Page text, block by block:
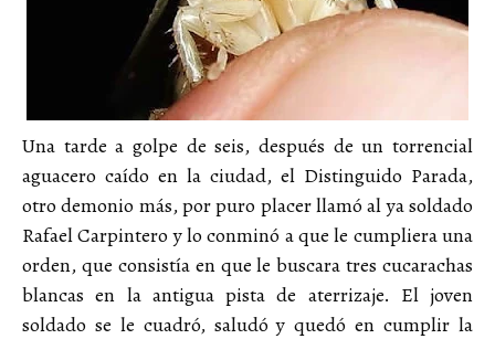
Una tarde a golpe de seis, después de un torrencial
aguacero caído en la ciudad, el Distinguido Parada,
otro demonio más, por puro placer llamó al ya soldado
Rafael Carpintero y lo conminó a que le cumpliera una
orden, que consistía en que le buscara tres cucarachas
blancas en la antigua pista de aterrizaje. El joven
soldado se le cuadró, saludó y quedó en cumplir la